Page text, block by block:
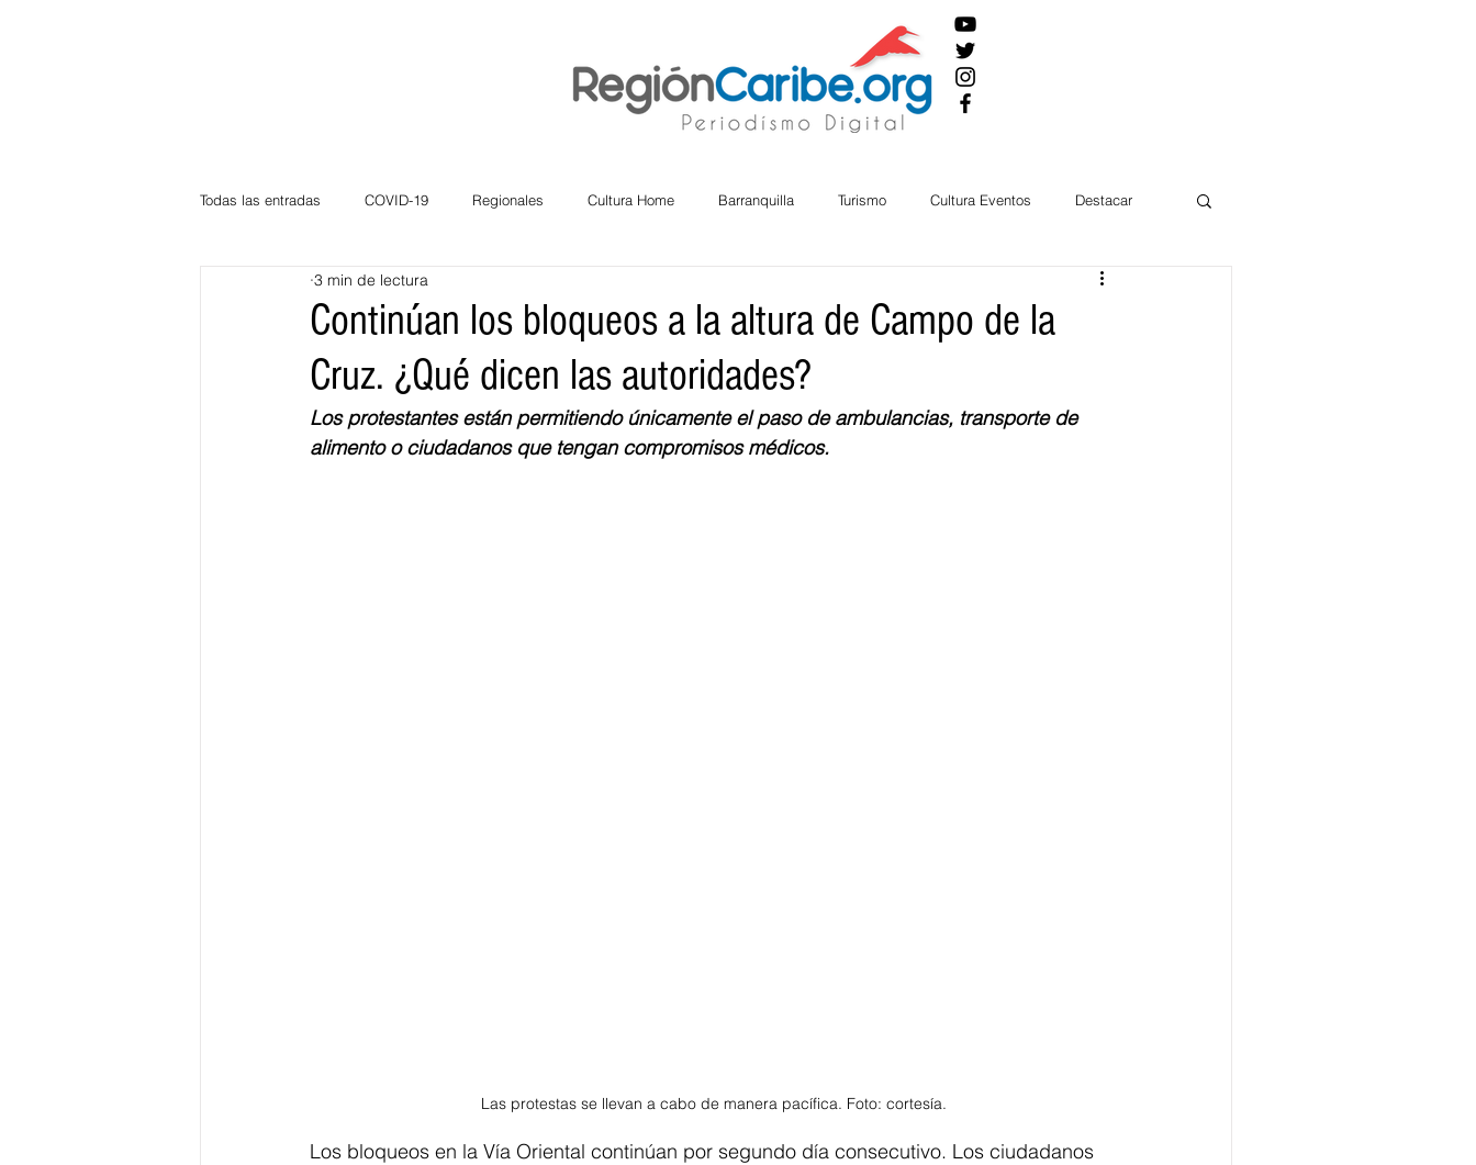
Todas las entradas COVID-19 Regionales Cultura Home Barranquilla Turismo Cultura Eventos Destacar
Atlántico
Bloggeros Hermanos Mayores Economía RAP CARIBE
BIENESTAR AMBIENTAL
Continúan los bloqueos a la altura de Campo de la
Cruz. ¿Qué dicen las autoridades?
3 min de lectura
Los protestantes están permitiendo únicamente el paso de ambulancias, transporte de
alimento o ciudadanos que tengan compromisos médicos.
Las protestas se llevan a cabo de manera pacífica. Foto: cortesía.
Los bloqueos en la Vía Oriental continúan por segundo día consecutivo. Los ciudadanos